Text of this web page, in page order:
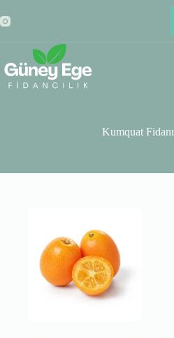
to
content
Kumquat Fidanı